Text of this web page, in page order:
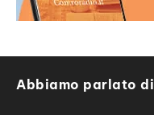
Abbiamo parlato di